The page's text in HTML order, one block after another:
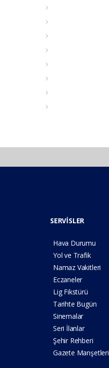
SERVİSLER
Hava Durumu
Yol ve Trafik
Namaz Vakitleri
Eczaneler
Lig Fikstürü
Tarihte Bugün
Sinemalar
Seri İlanlar
Şehir Rehberi
Gazete Manşetleri